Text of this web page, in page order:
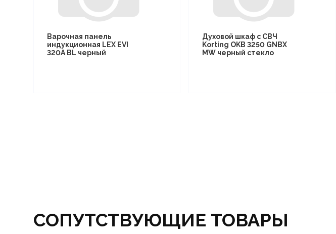
Варочная панель
индукционная LEX EVI
320A BL черный
Духовой шкаф с СВЧ
Korting OKB 3250 GNBX
MW черный стекло
СОПУТСТВУЮЩИЕ ТОВАРЫ